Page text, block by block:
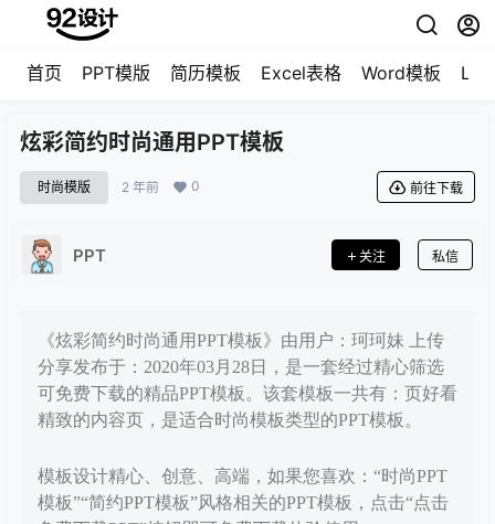
首页 PPT模版 简历模板 Excel表格 Word模板
炫彩简约时尚通用PPT模板
时尚模版 2 年前 0 前往下载
PPT 关注 私信
《炫彩简约时尚通用PPT模板》由用户：珂珂妹 上传
分享发布于：2020年03月28日，是一套经过精心筛选
可免费下载的精品PPT模板。该套模板一共有：页好看
精致的内容页，是适合时尚模板类型的PPT模板。
模板设计精心、创意、高端，如果您喜欢：“时尚PPT
模板”“简约PPT模板”风格相关的PPT模板，点击“点击